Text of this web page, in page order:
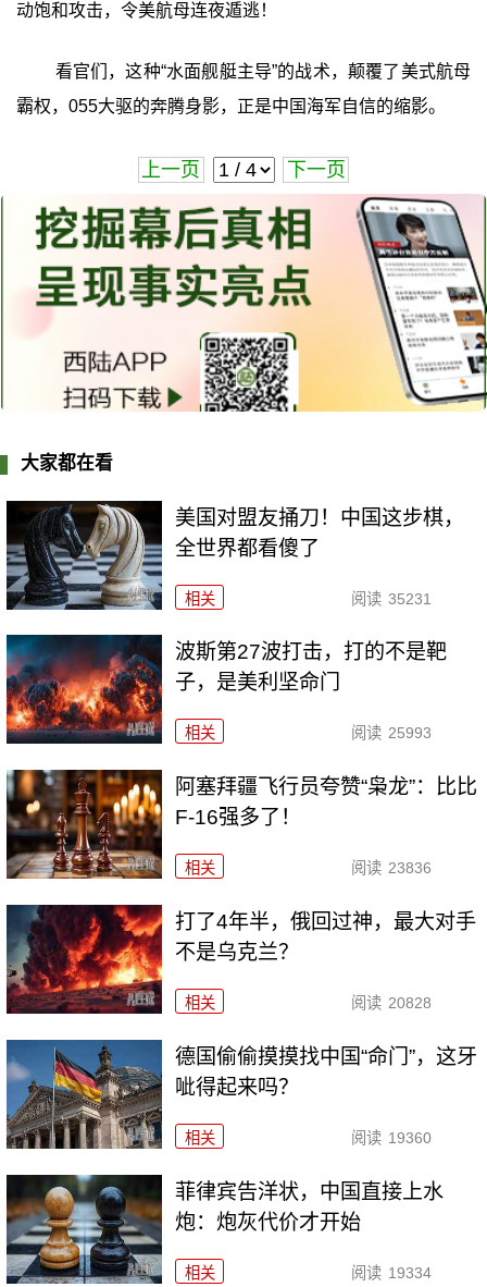
动饱和攻击，令美航母连夜遁逃！
看官们，这种“水面舰艇主导”的战术，颠覆了美式航母
霸权，055大驱的奔腾身影，正是中国海军自信的缩影。
上一页 下一页
大家都在看
美国对盟友捅刀！中国这步棋，
全世界都看傻了
相关 阅读 35231
波斯第27波打击，打的不是靶
子，是美利坚命门
相关 阅读 25993
阿塞拜疆飞行员夸赞“枭龙”：比比
F-16强多了！
相关 阅读 23836
打了4年半，俄回过神，最大对手
不是乌克兰？
相关 阅读 20828
德国偷偷摸摸找中国“命门”，这牙
呲得起来吗？
相关 阅读 19360
菲律宾告洋状，中国直接上水
炮：炮灰代价才开始
相关 阅读 19334